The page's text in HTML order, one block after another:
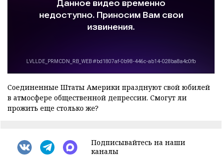
Соединенные Штаты Америки празднуют свой юбилей
в атмосфере общественной депрессии. Смогут ли
прожить еще столько же?
Подписывайтесь на наши
каналы